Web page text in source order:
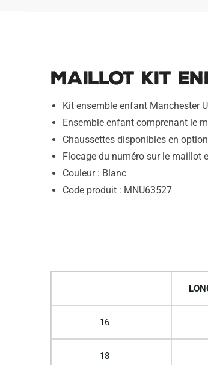
Maillot Kit
Kit ensemble enfant Manchester
Ensemble enfant comprenant le
Chaussettes disponibles en option
Flocage du numéro sur le maillot
Couleur : Blanc
Code produit : MNU63527
16
18